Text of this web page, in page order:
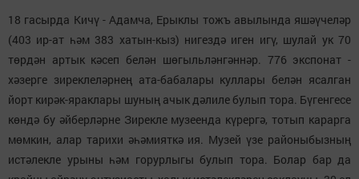
18 гасырда Кичү - Адамча, Ерыклы тожъ авылында яшәүчеләр
(403 ир-ат һәм 383 хатын-кыз) нигездә иген игү, шулай ук 70
төрдән артык кәсеп белән шөгыльләнгәннәр. 776 экспонат -
хәзерге зиреклеләрнең ата-бабалары куллары белән ясалган
йорт кирәк-яраклары шуның ачык дәлиле булып тора. Бүгенгесе
көндә бу әйберләрне Зирекле музеенда күрергә, тотып карарга
мөмкин, алар тарихи әһәмияткә ия. Музей үзе районыбызның
истәлекле урыны һәм горурлыгы булып тора. Болар бар да